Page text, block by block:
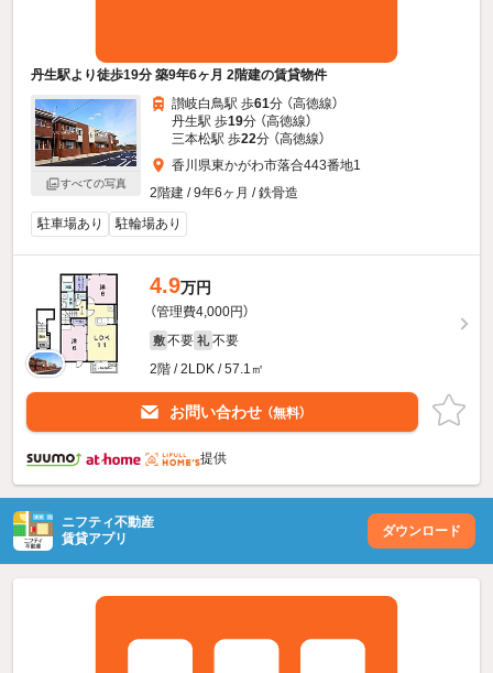
丹生駅より徒歩19分 築9年6ヶ月 2階建の賃貸物件
すべての写真
讃岐白鳥駅 歩61分 （高徳線）
丹生駅 歩19分 （高徳線）
三本松駅 歩22分 （高徳線）
香川県東かがわ市落合443番地1
2階建 / 9年6ヶ月 / 鉄骨造
駐車場あり
駐輪場あり
4.9万円
（管理費4,000円）
敷 不要 礼 不要
2階 / 2LDK / 57.1㎡
お問い合わせ （無料）
提供
ニフティ不動産
賃貸アプリ
ダウンロード